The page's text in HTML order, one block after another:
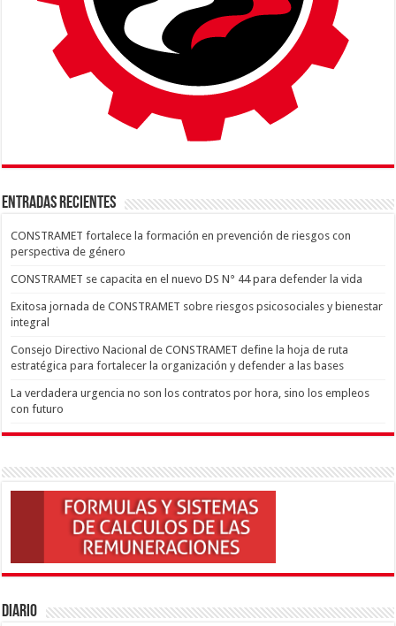
ENTRADAS RECIENTES
CONSTRAMET fortalece la formación en prevención de riesgos con
perspectiva de género
CONSTRAMET se capacita en el nuevo DS N° 44 para defender la vida
Exitosa jornada de CONSTRAMET sobre riesgos psicosociales y bienestar
integral
Consejo Directivo Nacional de CONSTRAMET define la hoja de ruta
estratégica para fortalecer la organización y defender a las bases
La verdadera urgencia no son los contratos por hora, sino los empleos
con futuro
Diario